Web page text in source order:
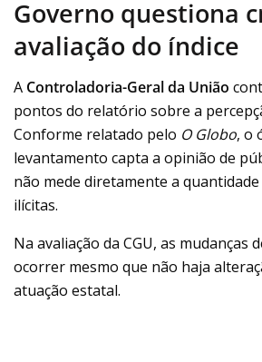
Governo questiona
avaliação do índice
A Controladoria-Geral da União
pontos do relatório sobre a
Conforme relatado pelo O Globo, o
levantamento capta a opinião de
não mede diretamente a
ilícitas.
Na avaliação da CGU, as mudanças
ocorrer mesmo que não haja
atuação estatal.